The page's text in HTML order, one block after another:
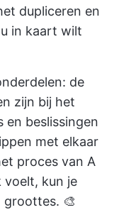
dupliceren en
in kaart wilt
de
zijn bij het
en beslissingen
met elkaar
proces van A
voelt, kun je
groottes. 🎨